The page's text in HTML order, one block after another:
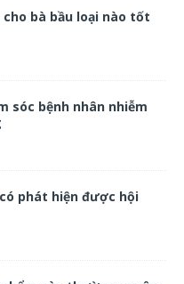
cho bà bầu loại nào tốt
sóc bệnh nhân nhiễm
phát hiện được hội